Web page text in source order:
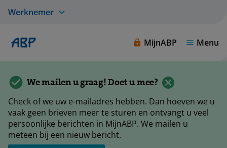
Werknemer
MijnABP Menu
We mailen u graag! Doet u mee?
Check of we uw e-mailadres hebben. Dan hoeven we u
vaak geen brieven meer te sturen en ontvangt u veel
persoonlijke berichten in MijnABP. We mailen u
meteen bij een nieuw bericht.